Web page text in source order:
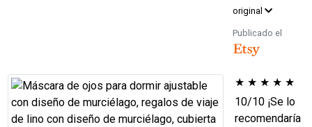
original
Publicado el
★ ★ ★ ★ ★
10/10 ¡Se lo
recomendaría